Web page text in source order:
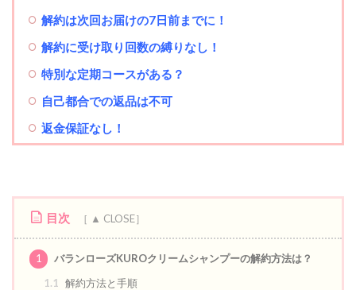
解約は次回お届けの7日前までに！
解約に受け取り回数の縛りなし！
特別な定期コースがある？
自己都合での返品は不可
返金保証なし！
目次
1
バランローズKUROクリームシャンプーの解約方法は？
1.1
解約方法と手順